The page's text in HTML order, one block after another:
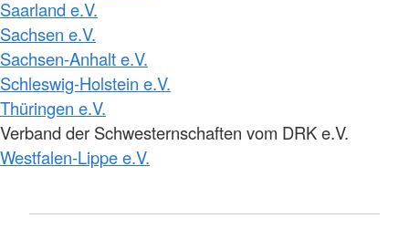
Saarland e.V.
Sachsen e.V.
Sachsen-Anhalt e.V.
Schleswig-Holstein e.V.
Thüringen e.V.
Verband der Schwesternschaften vom DRK e.V.
Westfalen-Lippe e.V.